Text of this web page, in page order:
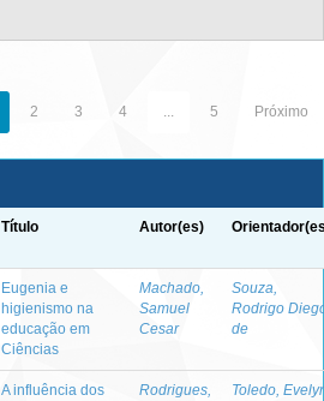
2 3 4 ... 5 Próximo
Título Autor(es)
Eugenia e
higienismo na
educação em
Ciências
Machado,
Samuel
Cesar
Souza,
Rodrigo
de
A influência dos
Rodrigues,
Toledo,